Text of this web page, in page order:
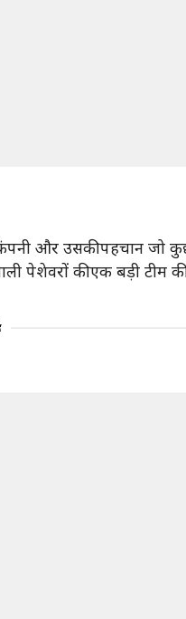
और उसकी पहचान जो
पेशेवरों की एक बड़ी टीम